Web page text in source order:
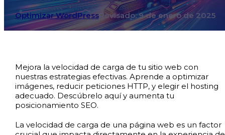
Optimizar WordPressRevisado: 9 de enero de 2025
Mejora la velocidad de carga de tu sitio web con
nuestras estrategias efectivas. Aprende a optimizar
imágenes, reducir peticiones HTTP, y elegir el hosting
adecuado. Descúbrelo aquí y aumenta tu
posicionamiento SEO.
La velocidad de carga de una página web es un factor